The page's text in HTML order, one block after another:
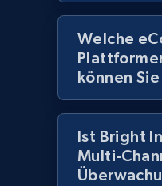
2.1K+ 375+
Amazon products
products from
Title, Seller name,
price, Currency,
Welche
können
Ist Bright
Multi-